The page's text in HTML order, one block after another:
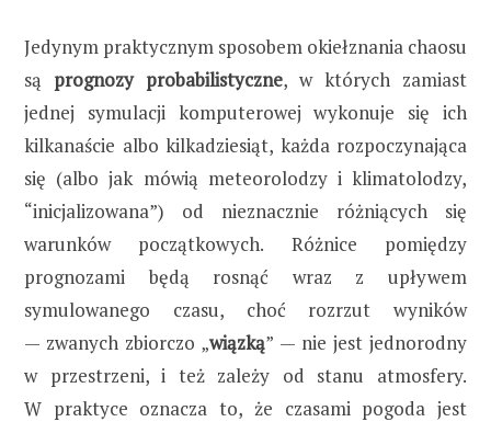
Jedynym praktycznym sposobem okiełznania chaosu
są prognozy probabilistyczne, w których zamiast
jednej symulacji komputerowej wykonuje się ich
kilkanaście albo kilkadziesiąt, każda rozpoczynająca
się (albo jak mówią meteorolodzy i klimatolodzy,
“inicjalizowana”) od nieznacznie różniących się
warunków początkowych. Różnice pomiędzy
prognozami będą rosnąć wraz z upływem
symulowanego czasu, choć rozrzut wyników
— zwanych zbiorczo „wiązką” — nie jest jednorodny
w przestrzeni, i też zależy od stanu atmosfery.
W praktyce oznacza to, że czasami pogoda jest